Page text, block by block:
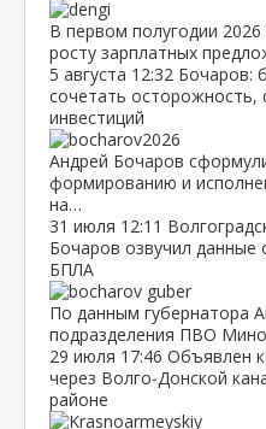
В первом полугодии
росту зарплатных
5 августа 12:32 Бочаров:
сочетать осторожность,
инвестиций
Андрей Бочаров
формированию и
на…
31 июля 12:11
Бочаров озвучил данные
БПЛА
По данным губернатора
подразделения ПВО
29 июля 17:46 Объявлен
через Волго‑Донской
районе